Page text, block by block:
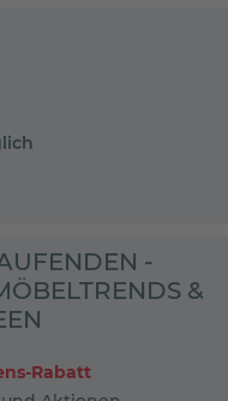
-
&
Rabatt